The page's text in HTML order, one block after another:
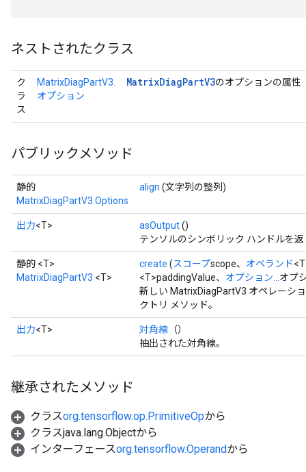
ネストされたクラス
ク
ラ
ス
MatrixDiagPartV3.
オプション
MatrixDiagPartV3のオプションの属性
パブリックメソッド
静的
MatrixDiagPartV3.Options
align (文字列の整列)
出力<T> asOutput()
テンソルのシンボリック ハンドルを
静的 <T>
MatrixDiagPartV3 <T>
create (スコープscope、 オペランド
<T>paddingValue、 オプション... オプ
新しい MatrixDiagPartV3 オペレーシ
クトリ メソッド。
出力<T> 対角線 （）
抽出された対角線。
継承されたメソッド
クラスorg.tensorflow.op.PrimitiveOpから
クラスjava.lang.Objectから
インターフェースorg.tensorflow.Operandから